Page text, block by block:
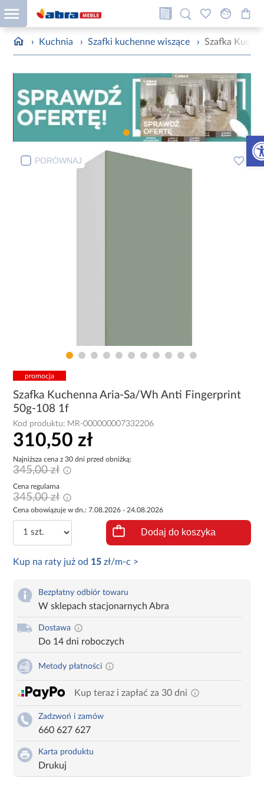
› Kuchnia › Szafki kuchenne wiszące › Szafka
PORÓWNAJ
promocja
Szafka Kuchenna Aria-Sa/Wh Anti Fingerprint
50g-108 1f
Kod produktu: MR-000000007332206
310,50 zł
Najniższa cena z 30 dni przed obniżką:
345,00 zł
Cena regularna
345,00 zł
Cena obowiązuje w dn.: 7.08.2026 - 24.08.2026
Dodaj do koszyka
Kup na raty już od 15 zł/m-c >
Bezpłatny odbiór towaru
W sklepach stacjonarnych Abra
Dostawa
Do 14 dni roboczych
Metody płatności
Kup teraz i zapłać za 30 dni
Zadzwoń i zamów
660 627 627
Karta produktu
Drukuj